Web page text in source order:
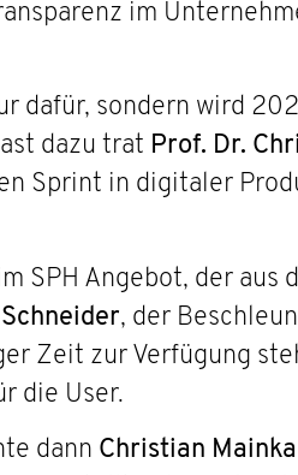
im
dafür, sondern wird
dazu trat Prof. Dr.
Sprint in digitaler
SPH Angebot, der aus
, der
Zeit zur Verfügung
die User.
dann Christian Mainka